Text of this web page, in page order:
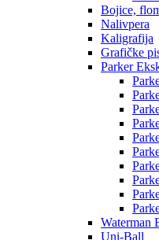
Bojice,
Nalivpera
Kaligrafija
Grafičke
Parker
Waterman
Uni-Ball